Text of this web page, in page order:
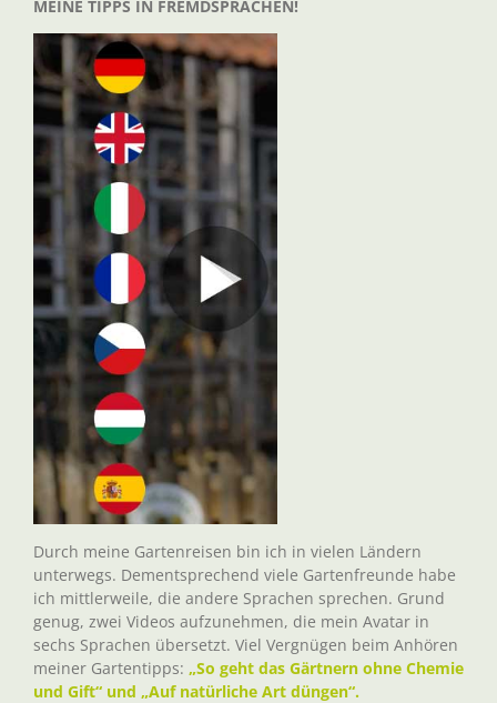
MEINE TIPPS IN FREMDSPRACHEN!
Durch meine Gartenreisen bin ich in vielen Ländern
unterwegs. Dementsprechend viele Gartenfreunde habe
ich mittlerweile, die andere Sprachen sprechen. Grund
genug, zwei Videos aufzunehmen, die mein Avatar in
sechs Sprachen übersetzt. Viel Vergnügen beim Anhören
meiner Gartentipps: „So geht das Gärtnern ohne Chemie
und Gift“ und „Auf natürliche Art düngen“.